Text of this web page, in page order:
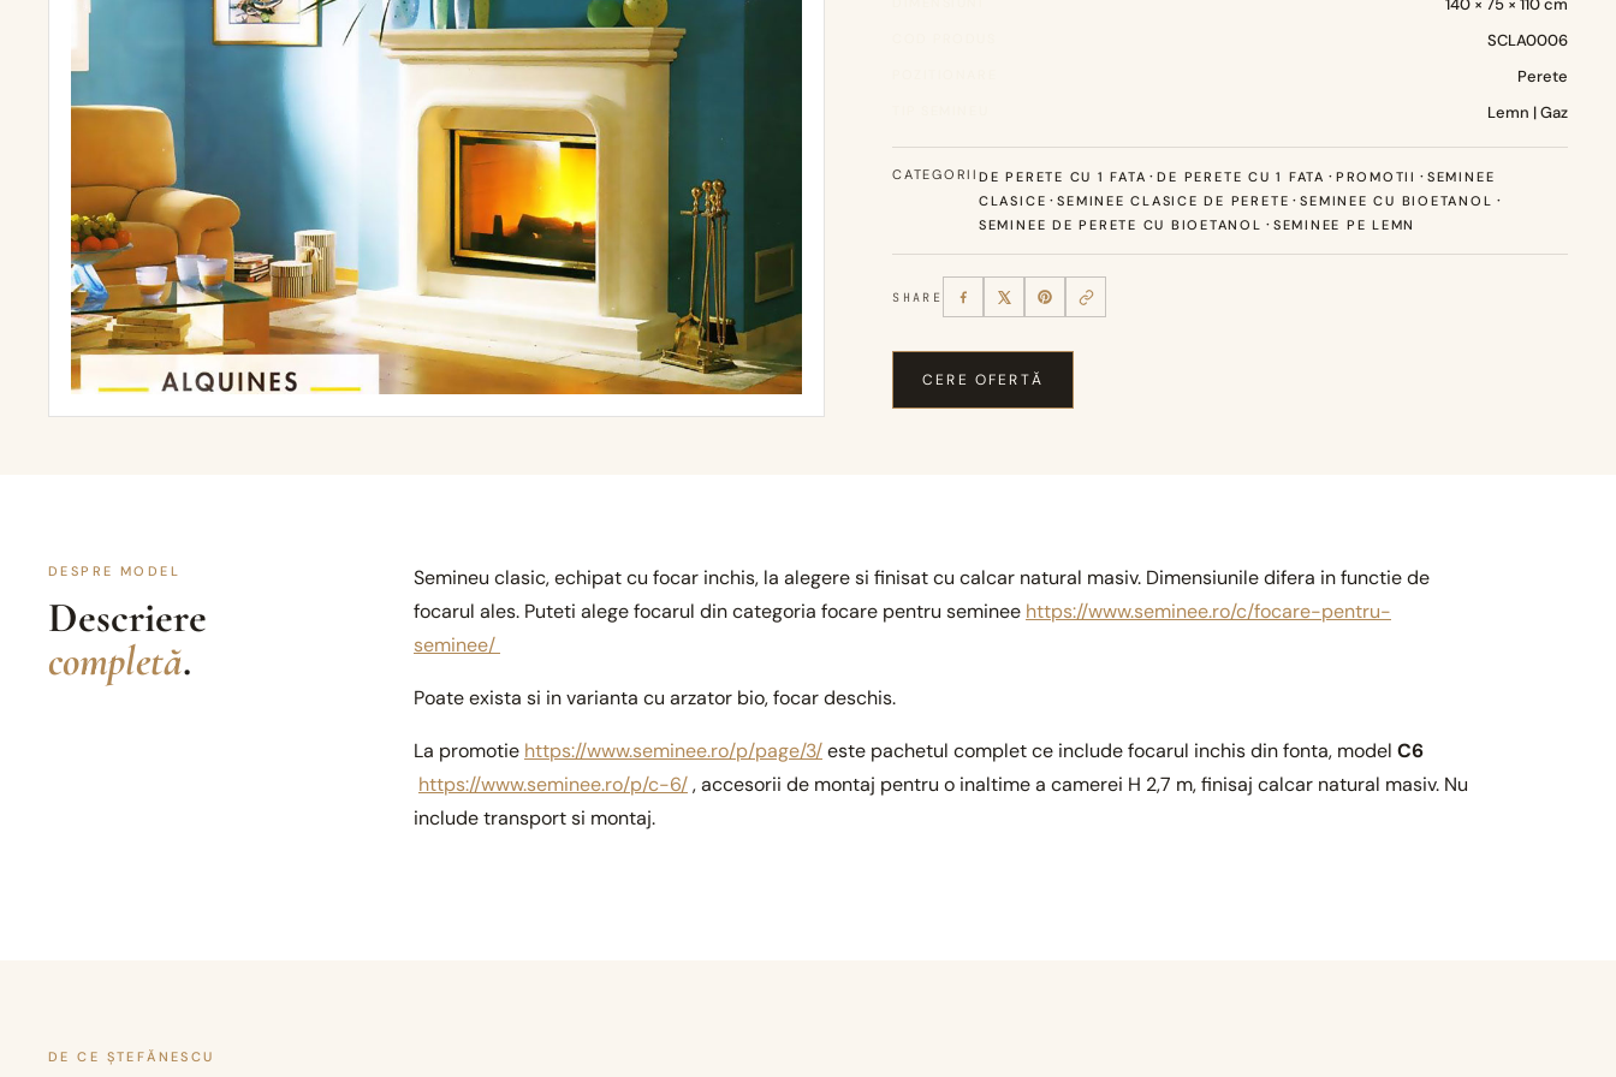
140 × 75 × 110 cm
SCLA0006
Perete
Lemn | Gaz
CATEGORII DE PERETE CU 1 FATA ·DE PERETE CU 1 FATA · PROMOTII · SEMINEE
CLASICE ·SEMINEE CLASICE DE PERETE ·SEMINEE CU BIOETANOL ·
SEMINEE DE PERETE CU BIOETANOL · SEMINEE PE LEMN
SHARE
CERE OFERTĂ
DESPRE MODEL
Descriere
completă.
Semineu clasic, echipat cu focar inchis, la alegere si finisat cu calcar natural masiv. Dimensiunile difera in functie de
focarul ales. Puteti alege focarul din categoria focare pentru seminee https://www.seminee.ro/c/focare-pentru-
seminee/
Poate exista si in varianta cu arzator bio, focar deschis.
La promotie https://www.seminee.ro/p/page/3/este pachetul complet ce include focarul inchis din fonta, model C6
https://www.seminee.ro/p/c-6/, accesorii de montaj pentru o inaltime a camerei H 2,7 m, finisaj calcar natural masiv. Nu
include transport si montaj.
DE CE ȘTEFĂNESCU